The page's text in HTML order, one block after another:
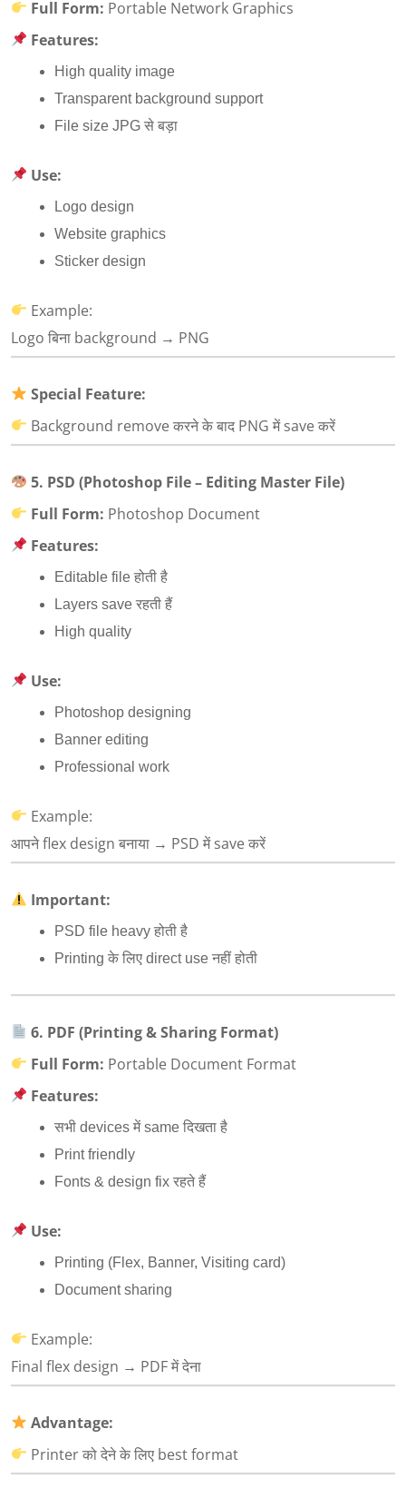
Full Form: Portable Network Graphics
Features:
High quality image
Transparent background support
File size JPG से बड़ा
Use:
Logo design
Website graphics
Sticker design
Example:
Logo बिना background → PNG
Special Feature:
Background remove करने के बाद PNG में save करें
5. PSD (Photoshop File – Editing Master File)
Full Form: Photoshop Document
Features:
Editable file होती है
Layers save रहती हैं
High quality
Use:
Photoshop designing
Banner editing
Professional work
Example:
आपने flex design बनाया → PSD में save करें
Important:
PSD file heavy होती है
Printing के लिए direct use नहीं होती
6. PDF (Printing & Sharing Format)
Full Form: Portable Document Format
Features:
सभी devices में same दिखता है
Print friendly
Fonts & design fix रहते हैं
Use:
Printing (Flex, Banner, Visiting card)
Document sharing
Example:
Final flex design → PDF में देना
Advantage:
Printer को देने के लिए best format